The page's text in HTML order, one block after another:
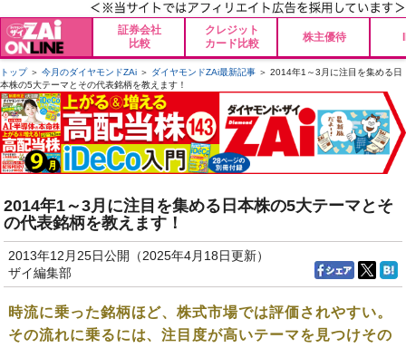
証券会社
比較
クレジット
カード比較
株主優待
トップ＞ 今月のダイヤモンドZAi ＞ ダイヤモンドZAi最新記事 ＞ 2014年1～3月に注目を集める日
本株の5大テーマとその代表銘柄を教えます！
2014年1～3月に注目を集める日本株の5大テーマとそ
の代表銘柄を教えます！
2013年12月25日公開（2025年4月18日更新）
ザイ編集部
時流に乗った銘柄ほど、株式市場では評価されやすい。
その流れに乗るには、注目度が高いテーマを見つけその